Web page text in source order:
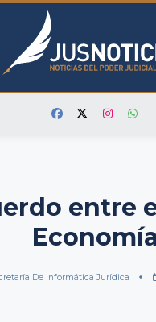
entre
Economía
De Informática Jurídica